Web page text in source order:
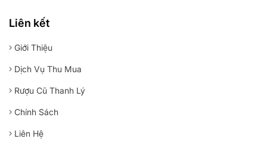
Liên kết
Giới Thiệu
Dịch Vụ Thu Mua
Rượu Cũ Thanh Lý
Chính Sách
Liên Hệ